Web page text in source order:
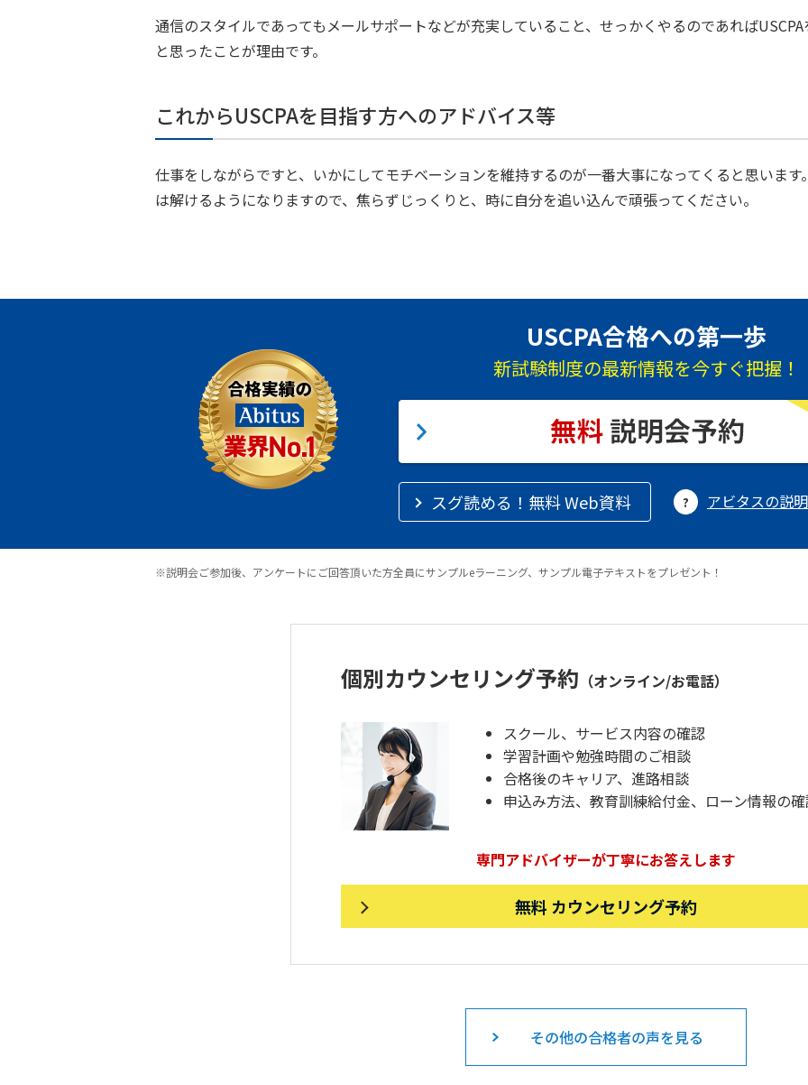
通信のスタイルであってもメールサポートなどが充実していること、せっかくやるのであれば
と思ったことが理由です。
これからUSCPAを目指す方へのアドバイス等
仕事をしながらですと、いかにしてモチベーションを維持するのが一番大事になってくると思いま
は解けるようになりますので、焦らずじっくりと、時に自分を追い込んで頑張ってください。
USCPA合格への第一歩
新試験制度の最新情報を今すぐ把握！
スグ読める！無料 Web資料 アビタスの説
※説明会ご参加後、アンケートにご回答頂いた方全員にサンプルeラーニング、サンプル電子テキストをプレゼント！
個別カウンセリング予約 （オンライン/お電話）
スクール、サービス内容の確認
学習計画や勉強時間のご相談
合格後のキャリア、進路相談
申込み方法、教育訓練給付金、ローン情報の
専門アドバイザーが丁寧にお答えします
無料 カウンセリング予約
その他の合格者の声を見る